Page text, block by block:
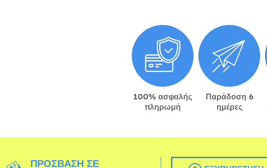
100% ασφαλής
πληρωμή
Παράδοση 6
ημέρες
ΠΡΌΣΒΑΣΗ ΣΕ